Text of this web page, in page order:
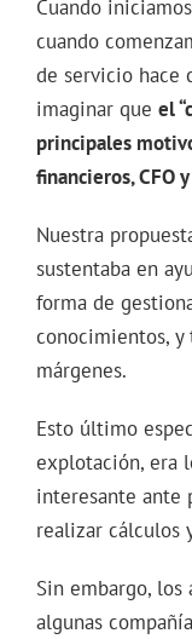
Cuando
cuando
de servicio hace
imaginar que el
principales
financieros, CFO
Nuestra
sustentaba en
forma de
conocimientos,
márgenes.
Esto último
explotación, era
interesante ante
realizar cálculos
Sin embargo, los
algunas